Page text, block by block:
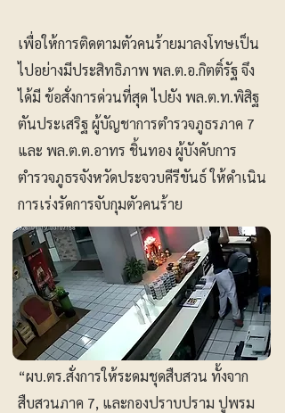
เพื่อให้การติดตามตัวคนร้ายมาลงโทษเป็น
ไปอย่างมีประสิทธิภาพ พล.ต.อ.กิตติ์รัฐ จึง
ได้มี ข้อสั่งการด่วนที่สุด ไปยัง พล.ต.ท.พิสิฐ
ตันประเสริฐ ผู้บัญชาการตำรวจภูธรภาค 7
และ พล.ต.ต.อาทร ชิ้นทอง ผู้บังคับการ
ตำรวจภูธรจังหวัดประจวบคีรีขันธ์ ให้ดำเนิน
การเร่งรัดการจับกุมตัวคนร้าย
“ผบ.ตร.สั่งการให้ระดมชุดสืบสวน ทั้งจาก
สืบสวนภาค 7, และกองปราบปราม ปูพรม